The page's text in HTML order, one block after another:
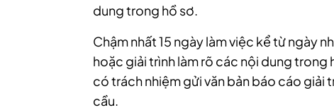
dung trong hồ sơ.
Chậm nhất 15 ngày làm việc kể từ ngày
hoặc giải trình làm rõ các nội dung trong
có trách nhiệm gửi văn bản báo cáo giải
cầu.